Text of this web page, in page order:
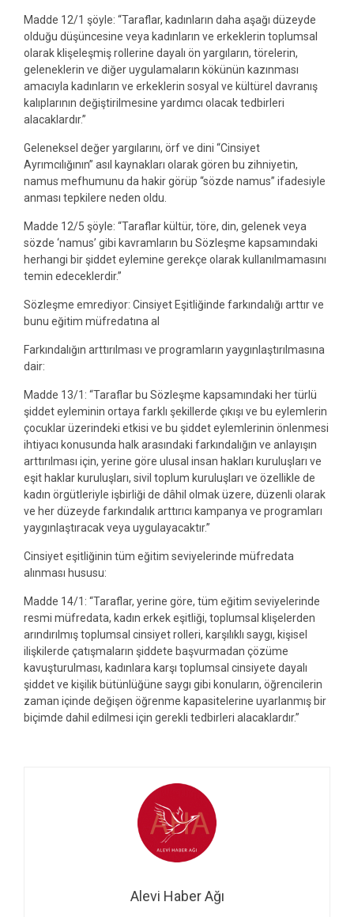
Madde 12/1 şöyle: “Taraflar, kadınların daha aşağı düzeyde
olduğu düşüncesine veya kadınların ve erkeklerin toplumsal
olarak klişeleşmiş rollerine dayalı ön yargıların, törelerin,
geleneklerin ve diğer uygulamaların kökünün kazınması
amacıyla kadınların ve erkeklerin sosyal ve kültürel davranış
kalıplarının değiştirilmesine yardımcı olacak tedbirleri
alacaklardır.”
Geleneksel değer yargılarını, örf ve dini “Cinsiyet
Ayrımcılığının” asıl kaynakları olarak gören bu zihniyetin,
namus mefhumunu da hakir görüp “sözde namus” ifadesiyle
anması tepkilere neden oldu.
Madde 12/5 şöyle: “Taraflar kültür, töre, din, gelenek veya
sözde ‘namus’ gibi kavramların bu Sözleşme kapsamındaki
herhangi bir şiddet eylemine gerekçe olarak kullanılmamasını
temin edeceklerdir.”
Sözleşme emrediyor: Cinsiyet Eşitliğinde farkındalığı arttır ve
bunu eğitim müfredatına al
Farkındalığın arttırılması ve programların yaygınlaştırılmasına
dair:
Madde 13/1: “Taraflar bu Sözleşme kapsamındaki her türlü
şiddet eyleminin ortaya farklı şekillerde çıkışı ve bu eylemlerin
çocuklar üzerindeki etkisi ve bu şiddet eylemlerinin önlenmesi
ihtiyacı konusunda halk arasındaki farkındalığın ve anlayışın
arttırılması için, yerine göre ulusal insan hakları kuruluşları ve
eşit haklar kuruluşları, sivil toplum kuruluşları ve özellikle de
kadın örgütleriyle işbirliği de dâhil olmak üzere, düzenli olarak
ve her düzeyde farkındalık arttırıcı kampanya ve programları
yaygınlaştıracak veya uygulayacaktır.”
Cinsiyet eşitliğinin tüm eğitim seviyelerinde müfredata
alınması hususu:
Madde 14/1: “Taraflar, yerine göre, tüm eğitim seviyelerinde
resmi müfredata, kadın erkek eşitliği, toplumsal klişelerden
arındırılmış toplumsal cinsiyet rolleri, karşılıklı saygı, kişisel
ilişkilerde çatışmaların şiddete başvurmadan çözüme
kavuşturulması, kadınlara karşı toplumsal cinsiyete dayalı
şiddet ve kişilik bütünlüğüne saygı gibi konuların, öğrencilerin
zaman içinde değişen öğrenme kapasitelerine uyarlanmış bir
biçimde dahil edilmesi için gerekli tedbirleri alacaklardır.”
Alevi Haber Ağı